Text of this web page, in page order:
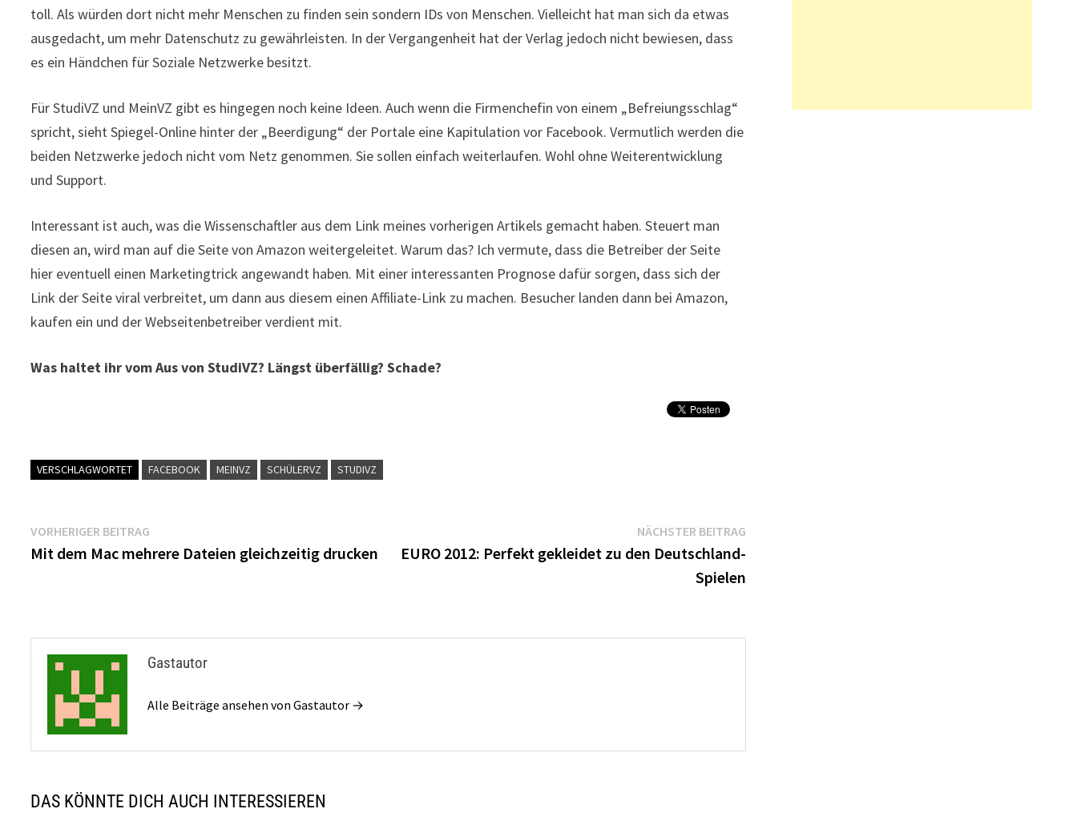
toll. Als würden dort nicht mehr Menschen zu finden sein sondern IDs von Menschen. Vielleicht hat man sich da etwas
ausgedacht, um mehr Datenschutz zu gewährleisten. In der Vergangenheit hat der Verlag jedoch nicht bewiesen, dass
es ein Händchen für Soziale Netzwerke besitzt.
Für StudiVZ und MeinVZ gibt es hingegen noch keine Ideen. Auch wenn die Firmenchefin von einem „Befreiungsschlag“
spricht, sieht Spiegel-Online hinter der „Beerdigung“ der Portale eine Kapitulation vor Facebook. Vermutlich werden die
beiden Netzwerke jedoch nicht vom Netz genommen. Sie sollen einfach weiterlaufen. Wohl ohne Weiterentwicklung
und Support.
Interessant ist auch, was die Wissenschaftler aus dem Link meines vorherigen Artikels gemacht haben. Steuert man
diesen an, wird man auf die Seite von Amazon weitergeleitet. Warum das? Ich vermute, dass die Betreiber der Seite
hier eventuell einen Marketingtrick angewandt haben. Mit einer interessanten Prognose dafür sorgen, dass sich der
Link der Seite viral verbreitet, um dann aus diesem einen Affiliate-Link zu machen. Besucher landen dann bei Amazon,
kaufen ein und der Webseitenbetreiber verdient mit.
Was haltet ihr vom Aus von StudiVZ? Längst überfällig? Schade?
VERSCHLAGWORTET FACEBOOK MEINVZ SCHÜLERVZ STUDIVZ
Beitragsnavigation
VORHERIGER BEITRAG
Beitrag:
Mit dem Mac mehrere Dateien gleichzeitig drucken
NÄCHSTER BEITRAGNächster
Beitrag:
EURO 2012: Perfekt gekleidet zu den Deutschland-
Spielen
Gastautor
Alle Beiträge ansehen von Gastautor →
DAS KÖNNTE DICH AUCH INTERESSIEREN